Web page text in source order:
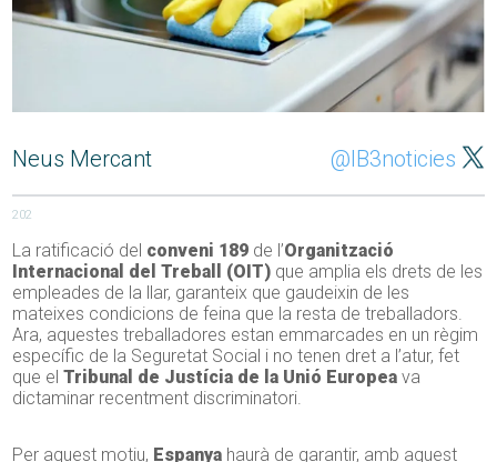
Neus Mercant @IB3noticies
202
La ratificació del conveni 189 de l’Organització
Internacional del Treball (OIT) que amplia els drets de les
empleades de la llar, garanteix que gaudeixin de les
mateixes condicions de feina que la resta de treballadors.
Ara, aquestes treballadores estan emmarcades en un règim
específic de la Seguretat Social i no tenen dret a l’atur, fet
que elTribunal de Justícia de la Unió Europea va
dictaminar recentment discriminatori.
Per aquest motiu, Espanya haurà de garantir, amb aquest